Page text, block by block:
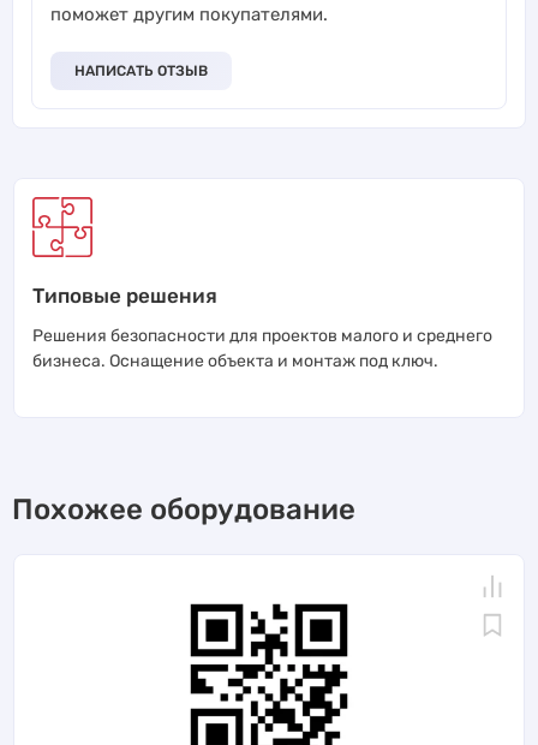
поможет другим покупателями.
НАПИСАТЬ ОТЗЫВ
Типовые решения
Решения безопасности для проектов малого и среднего
бизнеса. Оснащение объекта и монтаж под ключ.
Похожее оборудование